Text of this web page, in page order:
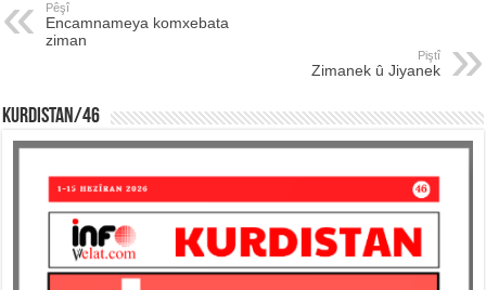
Pêşî
Encamnameya komxebata
ziman
Piştî
Zimanek û Jiyanek
KURDISTAN/46